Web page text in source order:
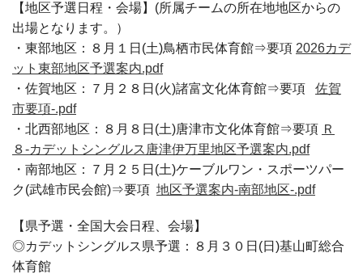
【地区予選日程・会場】(所属チームの所在地地区からの
出場となります。）
・東部地区：８月１日(土)鳥栖市民体育館⇒要項 2026カデ
ット東部地区予選案内.pdf
・佐賀地区：７月２８日(火)諸富文化体育館⇒要項
佐賀
市要項-.pdf
・北西部地区：８月８日(土)唐津市文化体育館⇒要項 Ｒ
８-カデットシングルス唐津伊万里地区予選案内.pdf
・南部地区：７月２５日(土)ケーブルワン・スポーツパー
ク(武雄市民会館)⇒要項 地区予選案内-南部地区-.pdf
【県予選・全国大会日程、会場】
◎カデットシングルス県予選：８月３０日(日)基山町総合
体育館